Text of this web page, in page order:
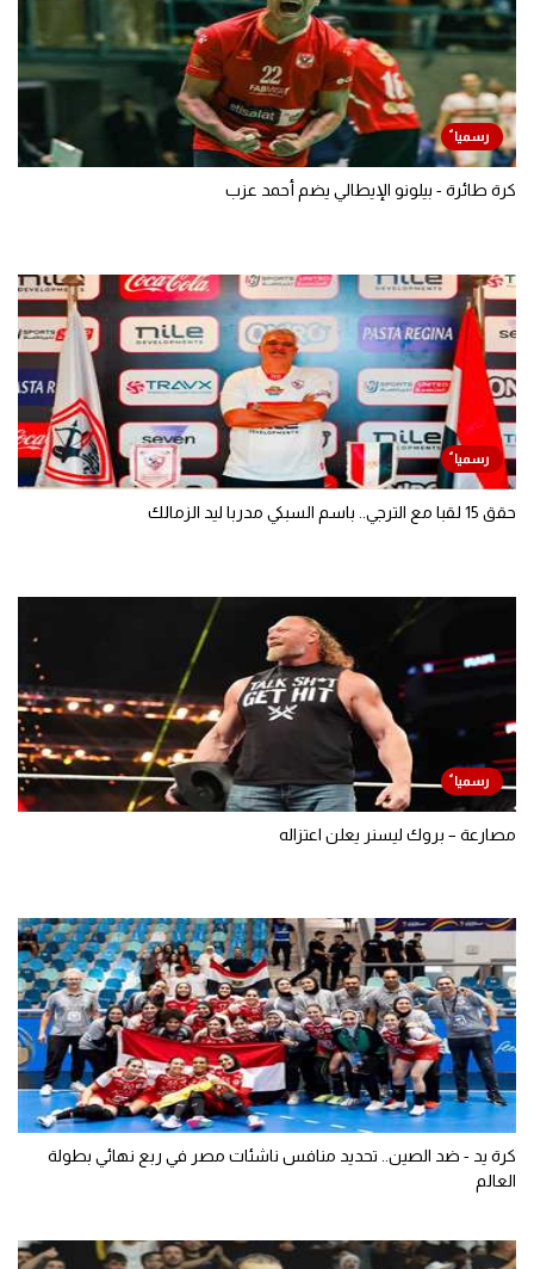
كرة طائرة - بيلونو الإيطالي يضم أحمد عزب
حقق 15 لقبا مع الترجي.. باسم السبكي مدربا ليد الزمالك
مصارعة – بروك ليسنر يعلن اعتزاله
كرة يد - ضد الصين.. تحديد منافس ناشئات مصر في ربع نهائي بطولة
العالم